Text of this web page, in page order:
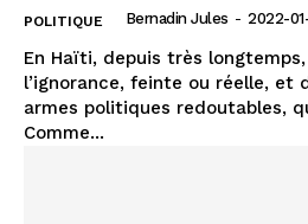
POLITIQUE Bernadin Jules - 2022-
En Haïti, depuis très
l’ignorance, feinte ou réelle, et
armes politiques redoutables,
Comme...